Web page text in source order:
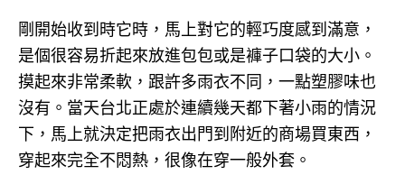
剛開始收到時它時，馬上對它的輕巧度感到滿意，
是個很容易折起來放進包包或是褲子口袋的大小。
摸起來非常柔軟，跟許多雨衣不同，一點塑膠味也
沒有。 當天台北正處於連續幾天都下著小雨的情況
下，馬上就決定把雨衣出門到附近的商場買東西，
穿起來完全不悶熱，很像在穿一般外套。